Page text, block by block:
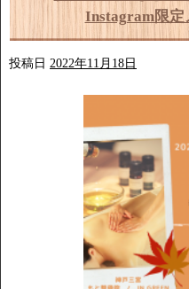
Instagram限定
投稿日 2022年11月18日